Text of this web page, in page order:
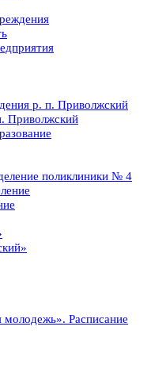
р. п. Приволжский
Приволжский
поликлиники № 4
Расписание